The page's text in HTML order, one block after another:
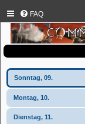
FAQ
Sonntag, 09.
Montag, 10.
Dienstag, 11.